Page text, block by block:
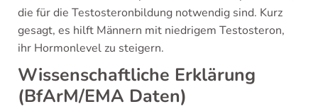
die für die Testosteronbildung notwendig sind. Kurz
gesagt, es hilft Männern mit niedrigem Testosteron,
ihr Hormonlevel zu steigern.
Wissenschaftliche Erklärung
(BfArM/EMA Daten)